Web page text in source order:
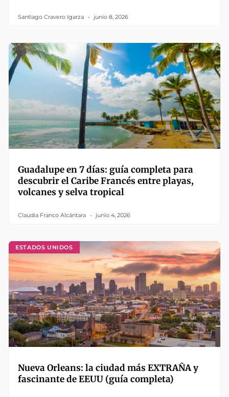
Santiago Cravero Igarza junio 8, 2026
Guadalupe en 7 días: guía completa para
descubrir el Caribe Francés entre playas,
volcanes y selva tropical
Claudia Franco Alcántara junio 4, 2026
ESTADOS UNIDOS
Nueva Orleans: la ciudad más EXTRAÑA y
fascinante de EEUU (guía completa)